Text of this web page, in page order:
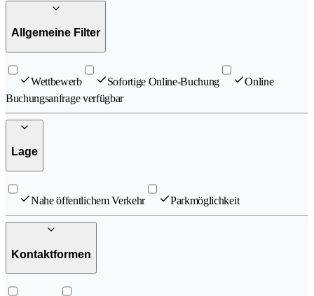
Allgemeine Filter
Wettbewerb Sofortige Online-Buchung
Online
Buchungsanfrage verfügbar
Lage
Nahe öffentlichem Verkehr Parkmöglichkeit
Kontaktformen